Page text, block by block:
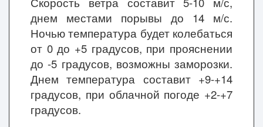
днем местами порывы до 14 м/с.
Ночью температура будет колебаться
от 0 до +5 градусов, при прояснении
до -5 градусов, возможны заморозки.
Днем температура составит +9-+14
градусов, при облачной погоде +2-+7
градусов.